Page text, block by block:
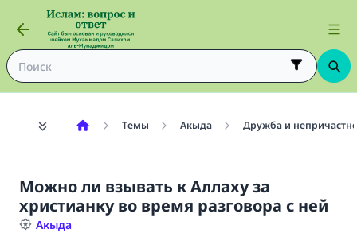
Темы Акыда Дружба и
Можно ли взывать к Аллаху за
христианку во время разговора с ней
Акыда